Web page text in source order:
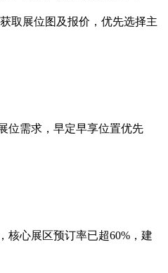
获取展位图及报价，优先选择主
位需求，早定早享位置优先
核心展区预订率已超60%，建